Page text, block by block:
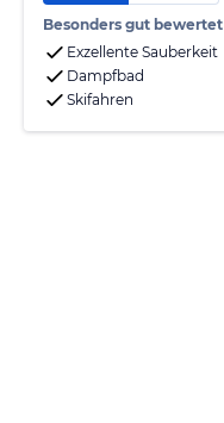
Besonders gut bewertet
Exzellente Sauberkeit
Dampfbad
Skifahren